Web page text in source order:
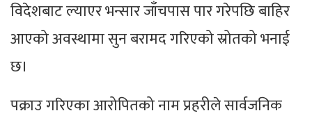
विदेशबाट ल्याएर भन्सार जाँचपास पार गरेपछि बाहिर
आएको अवस्थामा सुन बरामद गरिएको स्रोतको भनाई
छ।
पक्राउ गरिएका आरोपितको नाम प्रहरीले सार्वजनिक